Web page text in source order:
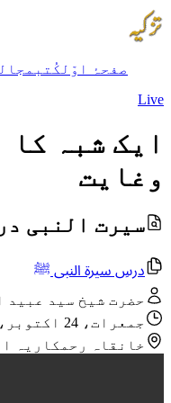
صفحۂ اوّل کُتب
Live
ایک شبہ کا
وغایت
سیرت النبی درس
درسِ سیرۃ النبی ﷺ
حضرت شیخ سید عبید
جمعرات، 24 اکتوبر، 2024 کو 12:45 PM
خانقاہ رحمکاریہ